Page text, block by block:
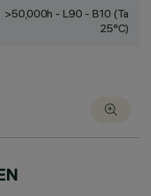
>50,000h - L90 - B10 (Ta
25°C)